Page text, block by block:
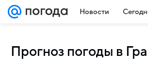
Новости
Прогноз погоды в